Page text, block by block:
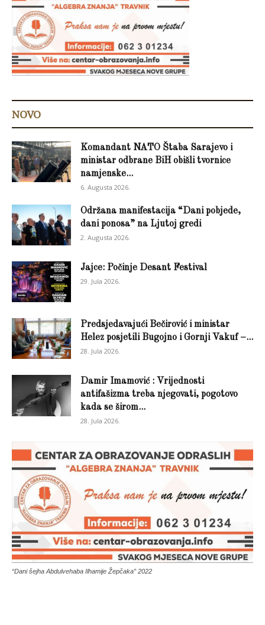
NOVO
Komandant NATO Štaba Sarajevo i
ministar odbrane BiH obišli tvornice
namjenske...
6. Augusta 2026.
Održana manifestacija “Dani pobjede,
dani ponosa” na Ljutoj gredi
2. Augusta 2026.
Jajce: Počinje Desant Festival
29. Jula 2026.
Predsjedavajući Bečirović i ministar
Helez posjetili Bugojno i Gornji Vakuf –...
28. Jula 2026.
Damir Imamović : Vrijednosti
antifašizma treba njegovati, pogotovo
kada se širom...
28. Jula 2026.
“Dani šejha Abdulvehaba Ilhamije Žepčaka” 2022